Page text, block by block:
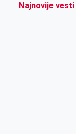
Najnovije vesti